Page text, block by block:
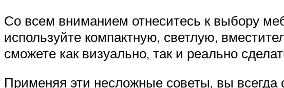
Со всем вниманием отнеситесь к выбору
используйте компактную, светлую,
сможете как визуально, так и реально
Применяя эти несложные советы, вы всегда